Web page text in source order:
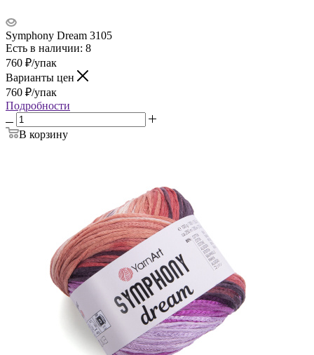
Symphony Dream 3105
Есть в наличии: 8
760 ₽/упак
Варианты цен
760 ₽/упак
Подробности
В корзину